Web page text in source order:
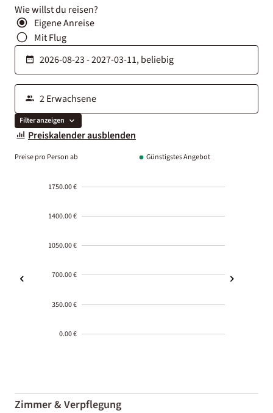
Wie willst du reisen?
Eigene Anreise
Mit Flug
Filter anzeigen
Preiskalender ausblenden
Preise pro Person ab Günstigstes Angebot
1750.00 €
1400.00 €
1050.00 €
700.00 €
350.00 €
0.00 €
01-02
Zimmer & Verpflegung